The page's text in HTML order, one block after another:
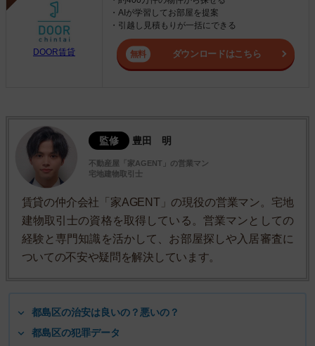
DOOR賃貸
・AIが学習してお部屋を提案
・引越し見積もりが一括にできる
ダウンロードはこちら
監修 豊田 明
不動産屋「家AGENT」の営業マン
宅地建物取引士
賃貸の仲介会社「家AGENT」の現役の営業マン。宅地
建物取引士の資格を取得している。営業マンとしての
経験と専門知識を活かして、お部屋探しや入居審査に
ついての不安や疑問を解決しています。
都島区の治安は良いの？悪いの？
都島区の犯罪データ